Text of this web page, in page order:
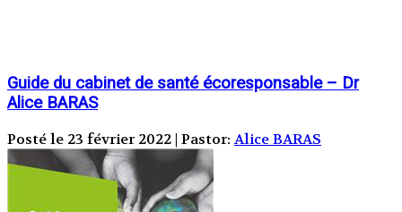
Guide du cabinet de santé écoresponsable – Dr
Alice BARAS
Posté le 23 février 2022 | Pastor:Alice BARAS